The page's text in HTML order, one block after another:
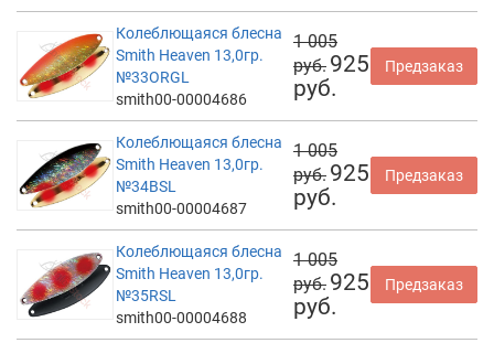
Колеблющаяся блесна
Smith Heaven 13,0гр.
№33ORGL
smith00-00004686
1 005
руб. 925
руб.
Предзаказ
Колеблющаяся блесна
Smith Heaven 13,0гр.
№34BSL
smith00-00004687
1 005
руб. 925
руб.
Предзаказ
Колеблющаяся блесна
Smith Heaven 13,0гр.
№35RSL
smith00-00004688
1 005
руб. 925
руб.
Предзаказ